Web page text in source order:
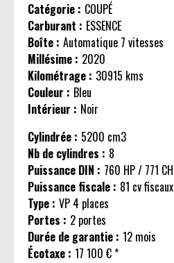
Catégorie : COUPÉ
Carburant : ESSENCE
Boîte : Automatique 7 vitesses
Millésime : 2020
Kilométrage : 30915 kms
Couleur : Bleu
Intérieur : Noir
Cylindrée : 5200 cm3
Nb de cylindres : 8
Puissance DIN : 760 HP / 771 CH
Puissance fiscale : 81 cv fiscaux
Type : VP 4 places
Portes : 2 portes
Durée de garantie : 12 mois
Écotaxe : 17 100 € *